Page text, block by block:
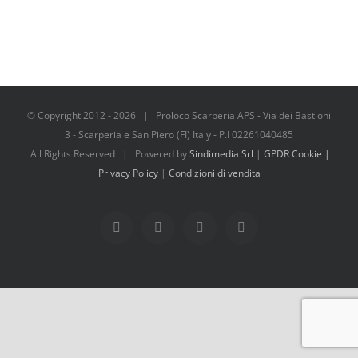
© Copyright 2012 -2026 | Proloco Scarperia APS - Via dei Bastioni
3 - Scarperia e San Piero (FI) Italy - P.I 02261040485
All Rights Reserved | Powered bySindimedia Srl | GPDR Cookie |
Privacy Policy | Condizioni di vendita
FacebookInstagramTripadvisorWhatsApp